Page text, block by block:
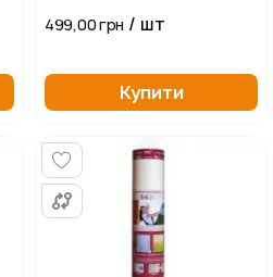
499,00 грн / шт
Купити